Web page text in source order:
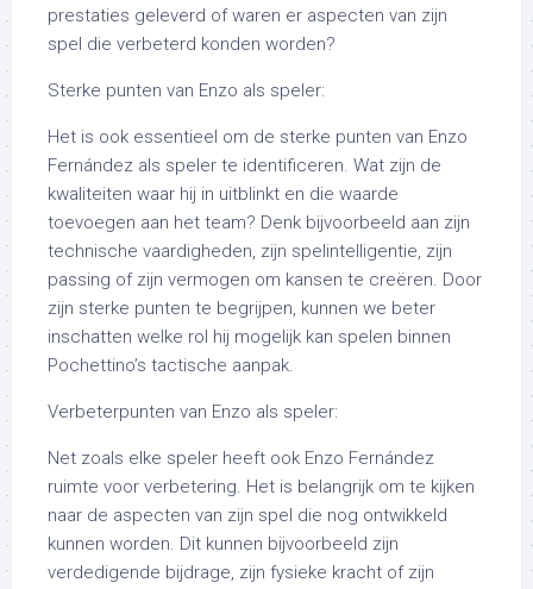
prestaties geleverd of waren er aspecten van zijn
spel die verbeterd konden worden?
Sterke punten van Enzo als speler:
Het is ook essentieel om de sterke punten van Enzo
Fernández als speler te identificeren. Wat zijn de
kwaliteiten waar hij in uitblinkt en die waarde
toevoegen aan het team? Denk bijvoorbeeld aan zijn
technische vaardigheden, zijn spelintelligentie, zijn
passing of zijn vermogen om kansen te creëren. Door
zijn sterke punten te begrijpen, kunnen we beter
inschatten welke rol hij mogelijk kan spelen binnen
Pochettino’s tactische aanpak.
Verbeterpunten van Enzo als speler:
Net zoals elke speler heeft ook Enzo Fernández
ruimte voor verbetering. Het is belangrijk om te kijken
naar de aspecten van zijn spel die nog ontwikkeld
kunnen worden. Dit kunnen bijvoorbeeld zijn
verdedigende bijdrage, zijn fysieke kracht of zijn